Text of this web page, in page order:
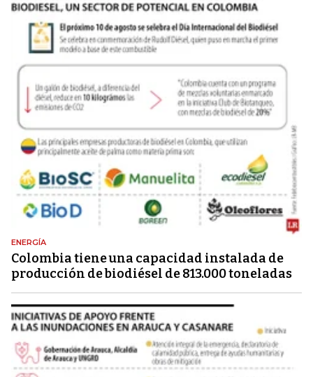
ENERGÍA
Colombia tiene una capacidad instalada de
producción de biodiésel de 813.000 toneladas